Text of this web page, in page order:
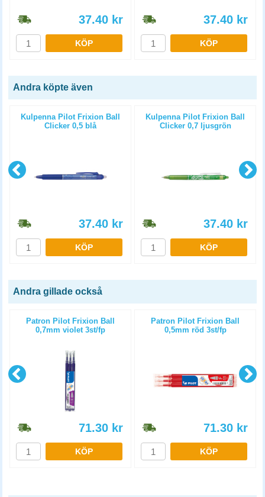
37.40 kr
KÖP
37.40 kr
KÖP
Andra köpte även
Kulpenna Pilot Frixion Ball
Clicker 0,5 blå
37.40 kr
KÖP
Kulpenna Pilot Frixion Ball
Clicker 0,7 ljusgrön
37.40 kr
KÖP
Andra gillade också
Patron Pilot Frixion Ball
0,7mm violet 3st/fp
71.30 kr
KÖP
Patron Pilot Frixion Ball
0,5mm röd 3st/fp
71.30 kr
KÖP